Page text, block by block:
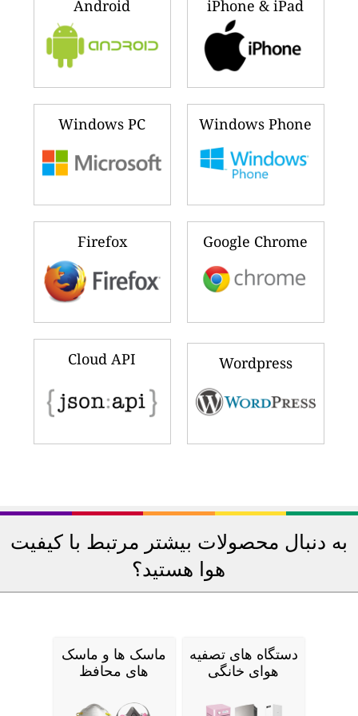
iPhone & iPad
Android
Windows Phone
Windows PC
Google Chrome
Firefox
Wordpress
Cloud API
به دنبال محصولات بیشتر مرتبط با کیفیت
هوا هستید؟
دستگاه های تصفیه
هوای خانگی
ماسک ها و ماسک
های محافظ